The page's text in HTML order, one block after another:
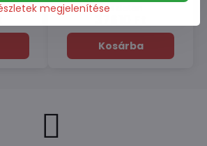
Készleten
Kosárba
megjelenítése